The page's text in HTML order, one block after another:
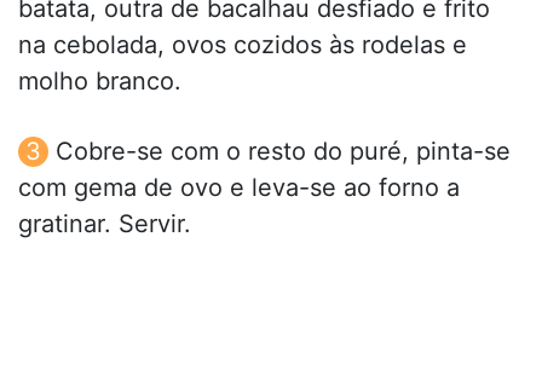
batata, outra de bacalhau desfiado e frito
na cebolada, ovos cozidos às rodelas e
molho branco.
Cobre-se com o resto do puré, pinta-se
com gema de ovo e leva-se ao forno a
gratinar. Servir.